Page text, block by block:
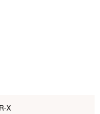
X